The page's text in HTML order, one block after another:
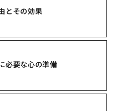
とその効果
必要な心の準備